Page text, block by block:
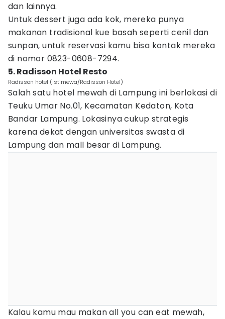
dan lainnya.
Untuk dessert juga ada kok, mereka punya
makanan tradisional kue basah seperti cenil dan
sunpan, untuk reservasi kamu bisa kontak mereka
di nomor 0823-0608-7294.
5. Radisson Hotel Resto
Radisson hotel (Istimewa/Radisson Hotel)
Salah satu hotel mewah di Lampung ini berlokasi di
Teuku Umar No.01, Kecamatan Kedaton, Kota
Bandar Lampung. Lokasinya cukup strategis
karena dekat dengan universitas swasta di
Lampung dan mall besar di Lampung.
Kalau kamu mau makan all you can eat mewah,